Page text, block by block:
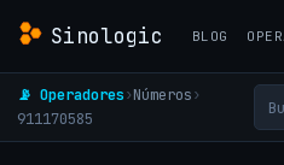
Sinologic BLOG
📡 Operadores›Números›
911170585